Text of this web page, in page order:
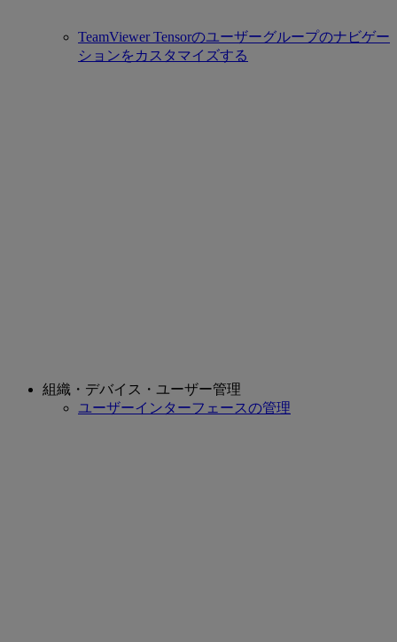
TeamViewer Tensorのユーザーグループのナビゲー
ションをカスタマイズする
組織・デバイス・ユーザー管理
ユーザーインターフェースの管理